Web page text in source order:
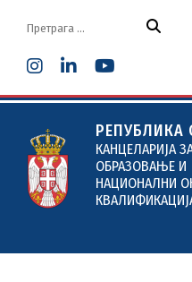
РЕПУБЛИКА
КАНЦЕЛАРИЈА
ОБРАЗОВАЊЕ И
НАЦИОНАЛНИ